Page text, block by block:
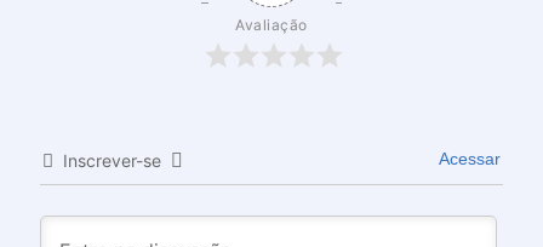
Avaliação
Inscrever-se Acessar